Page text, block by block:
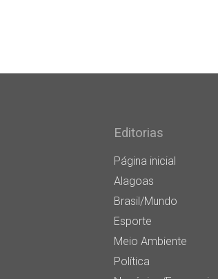
Editorias
Página inicial
Alagoas
Brasil/Mundo
Esporte
Meio Ambiente
Política